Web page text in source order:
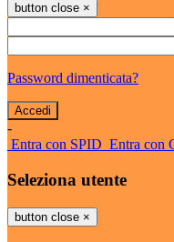
button close ×
Password dimenticata?
-
Entra con SPID Entra con
Seleziona utente
button close ×